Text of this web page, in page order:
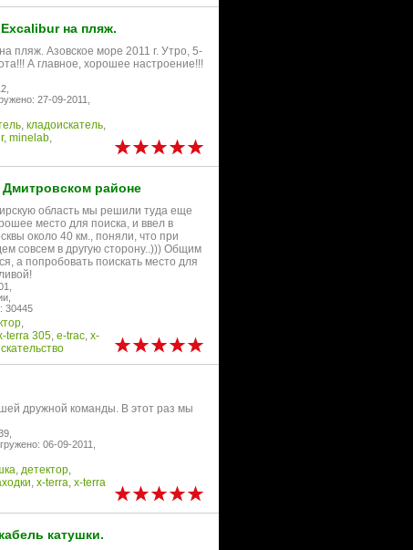
на пляж.
пляж. Азовское море 2011 г. Утро, 5-
А главное, хорошее настроение!!!
27-09-2011,
, кладоискатель,
, minelab,
Дмитровском районе
область мы решили туда еще
место для поиска, и ввел в
около 40 км., поняли, что при
совсем в другую сторону..))) Общим
а попробовать поискать место для
30445
,
terra 305, e-trac, x-
дружной команды. В этот раз мы
06-09-2011,
, детектор,
, x-terra, x-terra
катушки.